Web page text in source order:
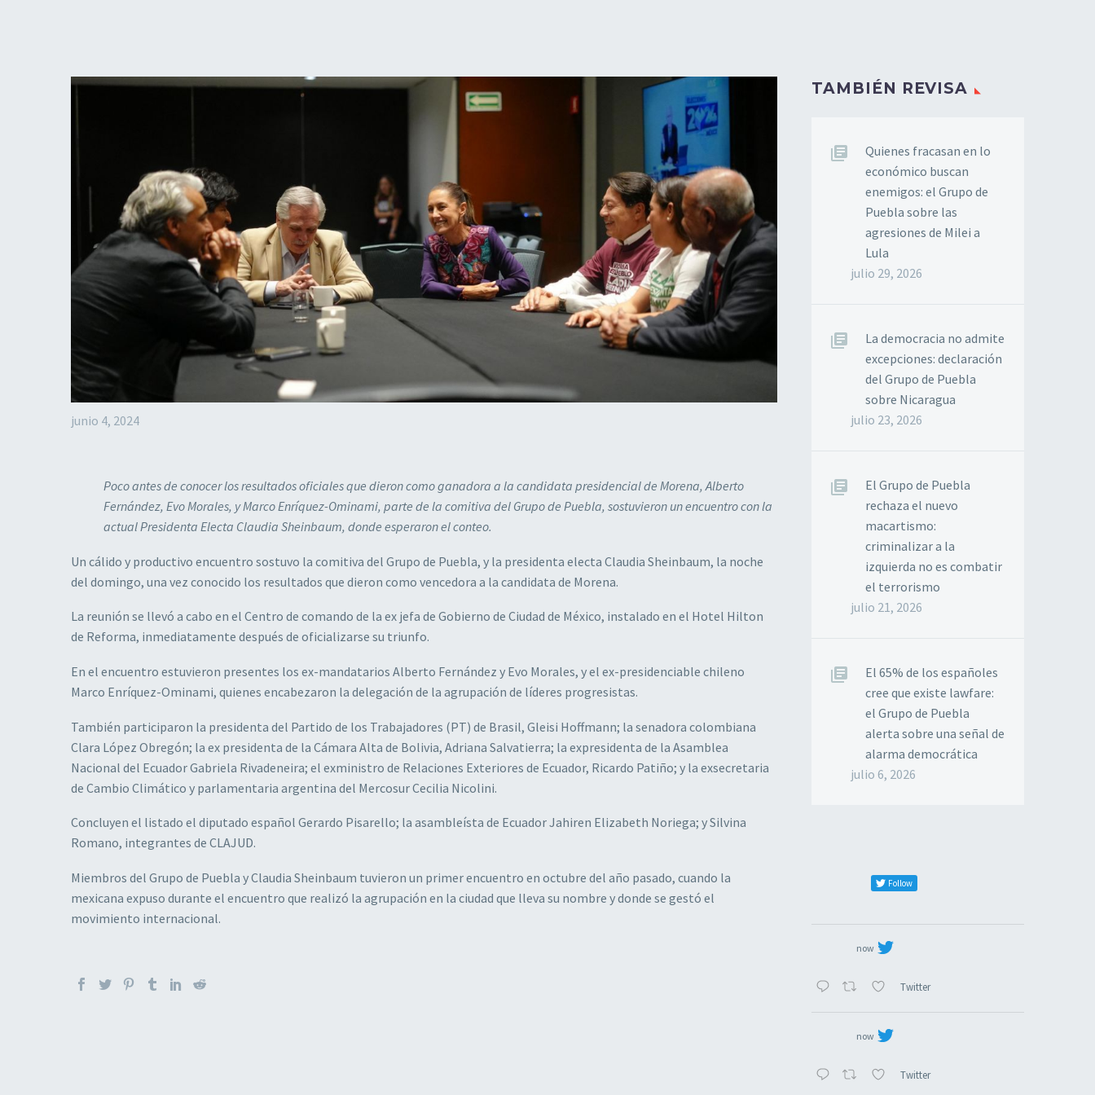
junio 4, 2024
Poco antes de conocer los resultados oficiales que dieron como ganadora a la candidata presidencial de Morena, Alberto
Fernández, Evo Morales, y Marco Enríquez-Ominami, parte de la comitiva del Grupo de Puebla, sostuvieron un encuentro con la
actual Presidenta Electa Claudia Sheinbaum, donde esperaron el conteo.
Un cálido y productivo encuentro sostuvo la comitiva del Grupo de Puebla, y la presidenta electa Claudia Sheinbaum, la noche
del domingo, una vez conocido los resultados que dieron como vencedora a la candidata de Morena.
La reunión se llevó a cabo en el Centro de comando de la ex jefa de Gobierno de Ciudad de México, instalado en el Hotel Hilton
de Reforma, inmediatamente después de oficializarse su triunfo.
En el encuentro estuvieron presentes los ex-mandatarios Alberto Fernández y Evo Morales, y el ex-presidenciable chileno
Marco Enríquez-Ominami, quienes encabezaron la delegación de la agrupación de líderes progresistas.
También participaron la presidenta del Partido de los Trabajadores (PT) de Brasil, Gleisi Hoffmann; la senadora colombiana
Clara López Obregón; la ex presidenta de la Cámara Alta de Bolivia, Adriana Salvatierra; la expresidenta de la Asamblea
Nacional del Ecuador Gabriela Rivadeneira; el exministro de Relaciones Exteriores de Ecuador, Ricardo Patiño; y la exsecretaria
de Cambio Climático y parlamentaria argentina del Mercosur Cecilia Nicolini.
Concluyen el listado el diputado español Gerardo Pisarello; la asambleísta de Ecuador Jahiren Elizabeth Noriega; y Silvina
Romano, integrantes de CLAJUD.
Miembros del Grupo de Puebla y Claudia Sheinbaum tuvieron un primer encuentro en octubre del año pasado, cuando la
mexicana expuso durante el encuentro que realizó la agrupación en la ciudad que lleva su nombre y donde se gestó el
movimiento internacional.
TAMBIÉN REVISA
Quienes fracasan en lo
económico buscan
enemigos: el Grupo de
Puebla sobre las
agresiones de Milei a
Lula
julio 29, 2026
La democracia no admite
excepciones: declaración
del Grupo de Puebla
sobre Nicaragua
julio 23, 2026
El Grupo de Puebla
rechaza el nuevo
macartismo:
criminalizar a la
izquierda no es combatir
el terrorismo
julio 21, 2026
El 65% de los españoles
cree que existe lawfare:
el Grupo de Puebla
alerta sobre una señal de
alarma democrática
julio 6, 2026
Follow
now
Twitter
now
Twitter